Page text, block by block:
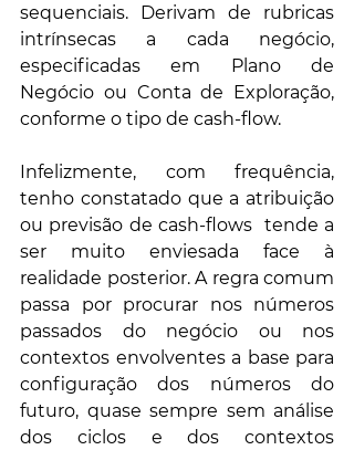
sequenciais. Derivam de rubricas
intrínsecas a cada negócio,
especificadas em Plano de
Negócio ou Conta de Exploração,
conforme o tipo de cash-flow.
Infelizmente, com frequência,
tenho constatado que a atribuição
ou previsão de cash-flows  tende a
ser muito enviesada face à
realidade posterior. A regra comum
passa por procurar nos números
passados do negócio ou nos
contextos envolventes a base para
configuração dos números do
futuro, quase sempre sem análise
dos ciclos e dos contextos